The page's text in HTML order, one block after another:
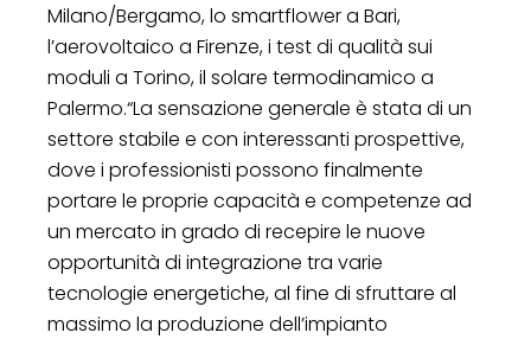
Milano/Bergamo, lo smartflower a Bari,
l’aerovoltaico a Firenze, i test di qualità sui
moduli a Torino, il solare termodinamico a
Palermo.“La sensazione generale è stata di un
settore stabile e con interessanti prospettive,
dove i professionisti possono finalmente
portare le proprie capacità e competenze ad
un mercato in grado di recepire le nuove
opportunità di integrazione tra varie
tecnologie energetiche, al fine di sfruttare al
massimo la produzione dell’impianto